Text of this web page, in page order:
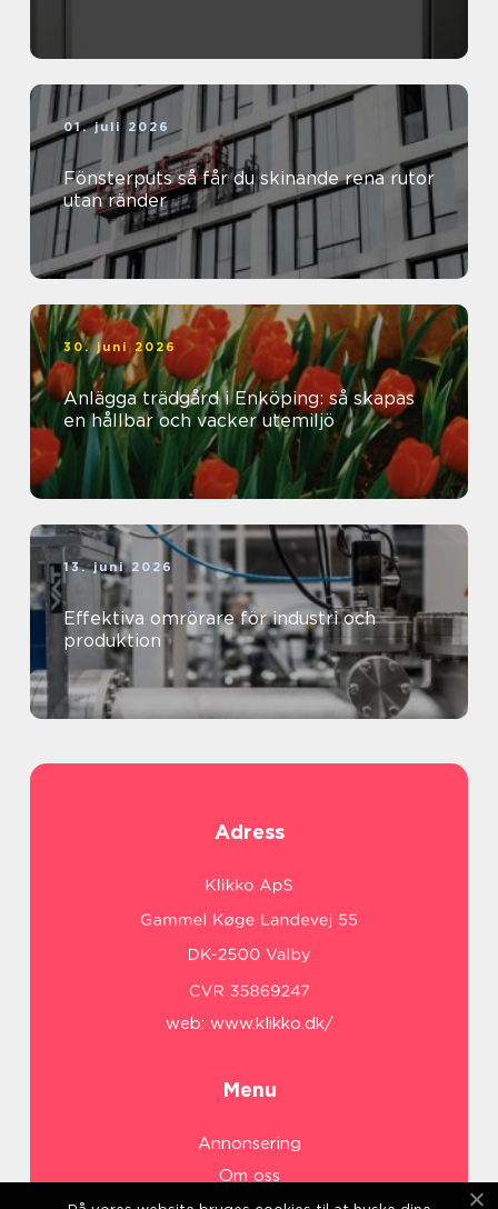
01. juli 2026
Fönsterputs så får du skinande rena rutor
utan ränder
30. juni 2026
Anlägga trädgård i Enköping: så skapas
en hållbar och vacker utemiljö
13. juni 2026
Effektiva omrörare för industri och
produktion
Adress
web: www.klikko.dk/
Menu
Annonsering
Om oss